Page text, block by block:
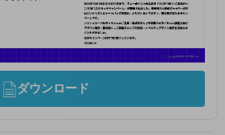
ダウンロード